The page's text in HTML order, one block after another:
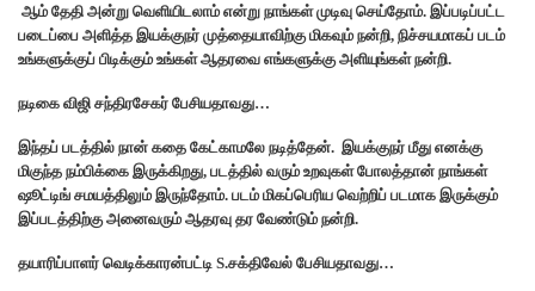
ஆம் தேதி அன்று வெளியிடலாம் என்று நாங்கள் முடிவு செய்தோம். இப்படிப்பட்ட
படைப்பை அளித்த இயக்குநர் முத்தையாவிற்கு மிகவும் நன்றி, நிச்சயமாகப் படம்
உங்களுக்குப் பிடிக்கும் உங்கள் ஆதரவை எங்களுக்கு அளியுங்கள் நன்றி.
நடிகை விஜி சந்திரசேகர் பேசியதாவது…
இந்தப் படத்தில் நான் கதை கேட்காமலே நடித்தேன். இயக்குநர் மீது எனக்கு
மிகுந்த நம்பிக்கை இருக்கிறது, படத்தில் வரும் உறவுகள் போலத்தான் நாங்கள்
ஷூட்டிங் சமயத்திலும் இருந்தோம். படம் மிகப்பெரிய வெற்றிப் படமாக இருக்கும்
இப்படத்திற்கு அனைவரும் ஆதரவு தர வேண்டும் நன்றி.
தயாரிப்பாளர் வெடிக்காரன்பட்டி S.சக்திவேல் பேசியதாவது…